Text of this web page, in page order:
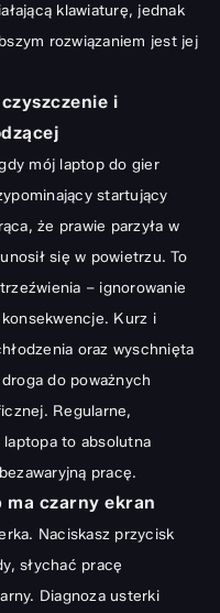
klawiaturę, jednak
rozwiązaniem jest jej
i
mój laptop do gier
startujący
że prawie parzyła w
się w powietrzu. To
– ignorowanie
Kurz i
oraz wyschnięta
do poważnych
Regularne,
to absolutna
pracę.
ma czarny ekran
Naciskasz przycisk
słychać pracę
Diagnoza usterki